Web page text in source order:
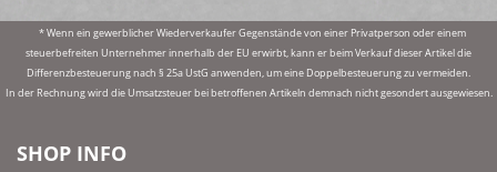
* Wenn ein gewerblicher Wiederverkaufer Gegenstände von einer Privatperson oder einem
steuerbefreiten Unternehmer innerhalb der EU erwirbt, kann er beim Verkauf dieser Artikel die
Differenzbesteuerung nach § 25a UstG anwenden, um eine Doppelbesteuerung zu vermeiden.
In der Rechnung wird die Umsatzsteuer bei betroffenen Artikeln demnach nicht gesondert ausgewiesen.
SHOP INFO